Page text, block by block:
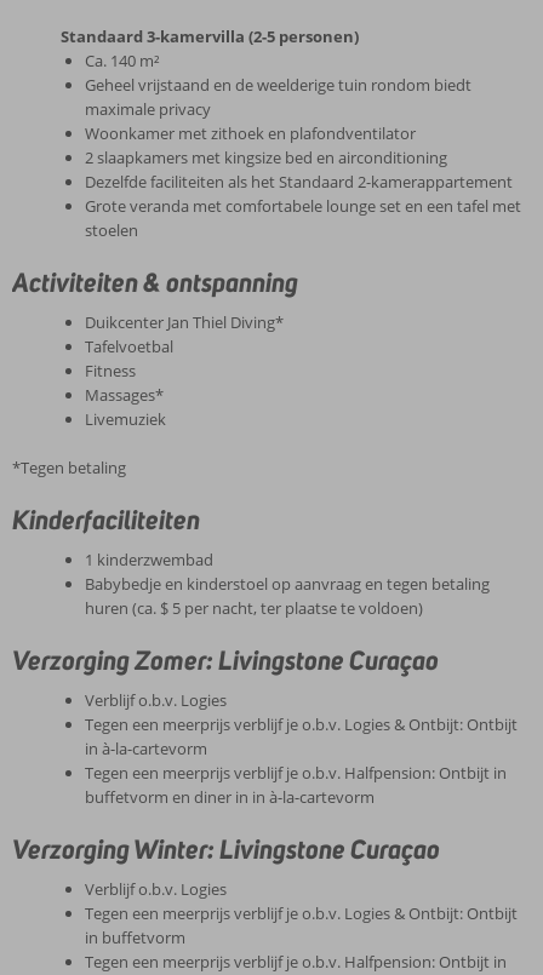
Standaard 3-kamervilla (2-5 personen)
Ca. 140 m²
Geheel vrijstaand en de weelderige tuin rondom biedt
maximale privacy
Woonkamer met zithoek en plafondventilator
2 slaapkamers met kingsize bed en airconditioning
Dezelfde faciliteiten als het Standaard 2-kamerappartement
Grote veranda met comfortabele lounge set en een tafel met
stoelen
Activiteiten & ontspanning
Duikcenter Jan Thiel Diving*
Tafelvoetbal
Fitness
Massages*
Livemuziek
*Tegen betaling
Kinderfaciliteiten
1 kinderzwembad
Babybedje en kinderstoel op aanvraag en tegen betaling
huren (ca. $ 5 per nacht, ter plaatse te voldoen)
Verzorging Zomer: Livingstone Curaçao
Verblijf o.b.v. Logies
Tegen een meerprijs verblijf je o.b.v. Logies & Ontbijt: Ontbijt
in à-la-cartevorm
Tegen een meerprijs verblijf je o.b.v. Halfpension: Ontbijt in
buffetvorm en diner in in à-la-cartevorm
Verzorging Winter: Livingstone Curaçao
Verblijf o.b.v. Logies
Tegen een meerprijs verblijf je o.b.v. Logies & Ontbijt: Ontbijt
in buffetvorm
Tegen een meerprijs verblijf je o.b.v. Halfpension: Ontbijt in